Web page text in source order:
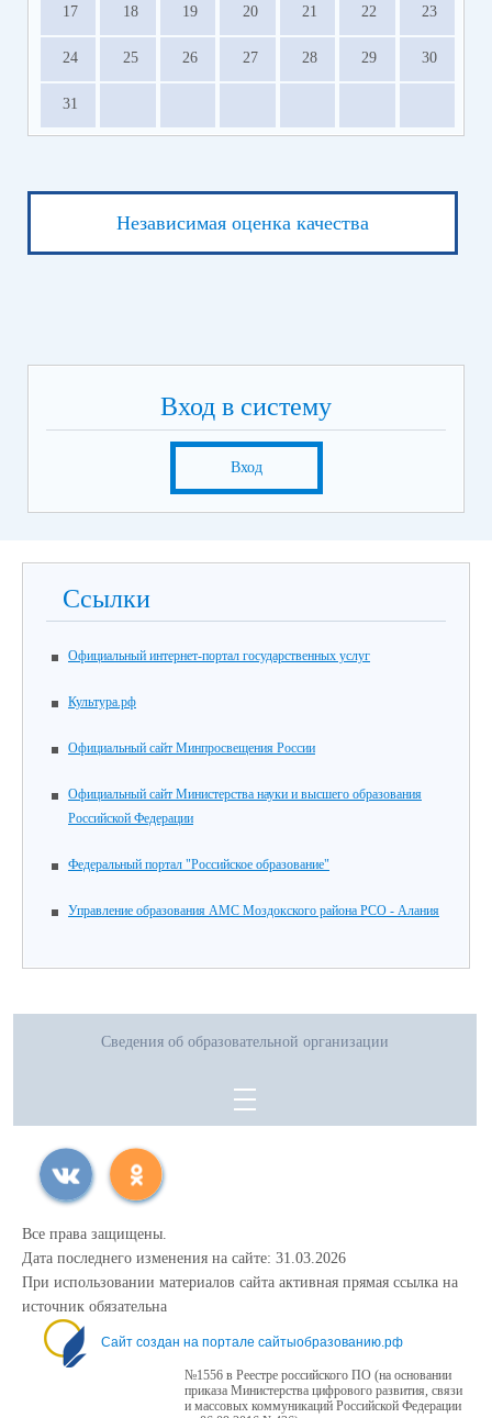
17 18 19 20 21 22 23
24 25 26 27 28 29 30
31
Независимая оценка качества
Вход в систему
Вход
Ссылки
Официальный интернет-портал государственных услуг
Культура.рф
Официальный сайт Минпросвещения России
Официальный сайт Министерства науки и высшего образования
Российской Федерации
Федеральный портал "Российское образование"
Управление образования АМС Моздокского района РСО - Алания
Сведения об образовательной организации
Все права защищены.
Дата последнего изменения на сайте: 31.03.2026
При использовании материалов сайта активная прямая ссылка на
источник обязательна
Сайт создан на портале сайтыобразованию.рф
№1556 в Реестре российского ПО (на основании
приказа Министерства цифрового развития, связи
и массовых коммуникаций Российской Федерации